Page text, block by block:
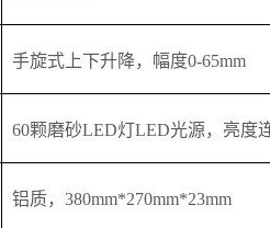
手旋式上下升降，幅度0-65mm
60颗磨砂LED灯LED光源，亮度
铝质，380mm*270mm*23mm